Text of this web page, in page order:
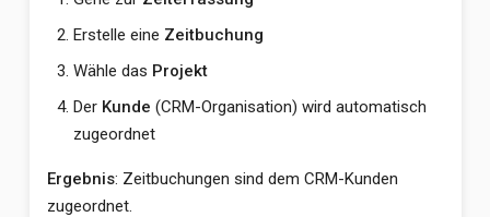
Erstelle eine Zeitbuchung
Wähle das Projekt
Der Kunde (CRM-Organisation) wird automatisch
zugeordnet
Ergebnis: Zeitbuchungen sind dem CRM-Kunden
zugeordnet.